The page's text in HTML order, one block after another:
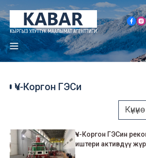
Үч-Коргон ГЭСи
Үч-Коргон ГЭСин
иштери активдүү